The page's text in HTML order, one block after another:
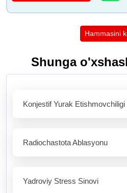
Hammasini
Shunga
Konjestif Yurak
Radiochastota Ablasyonu
Yadroviy Stress Sinovi